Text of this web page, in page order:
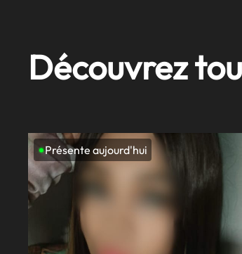
Découvrez
Présente aujourd'hui